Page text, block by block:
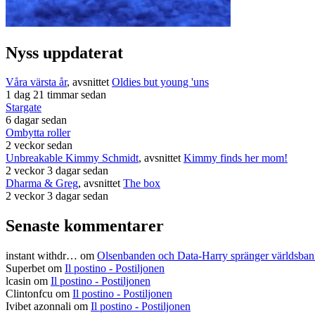
Nyss uppdaterat
Våra värsta år, avsnittetOldies but young 'uns
1 dag 21 timmar sedan
Stargate
6 dagar sedan
Ombytta roller
2 veckor sedan
Unbreakable Kimmy Schmidt, avsnittetKimmy finds her mom!
2 veckor 3 dagar sedan
Dharma & Greg, avsnittetThe box
2 veckor 3 dagar sedan
Senaste kommentarer
instant withdr… om Olsenbanden och Data-Harry spränger
Superbet om Il postino - Postiljonen
lcasin om Il postino - Postiljonen
Clintonfcu om Il postino - Postiljonen
Ivibet azonnali om Il postino - Postiljonen